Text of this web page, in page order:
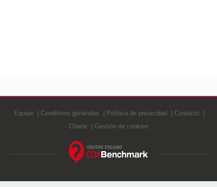
Equipe Conditions générales Política de privacidad
Contacto
Charte
Gestión de cookies